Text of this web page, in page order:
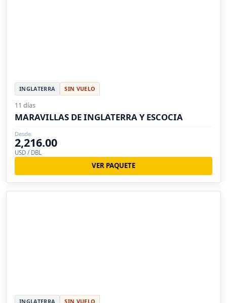
INGLATERRA SIN VUELO
11 días
MARAVILLAS DE INGLATERRA Y ESCOCIA
Desde
2,216.00
USD / DBL
VER PAQUETE
INGLATERRA SIN VUELO